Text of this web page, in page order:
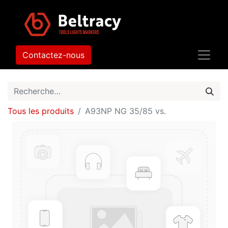
Contactez-nous
Tous les produits A93NP NG 35/85 vs.